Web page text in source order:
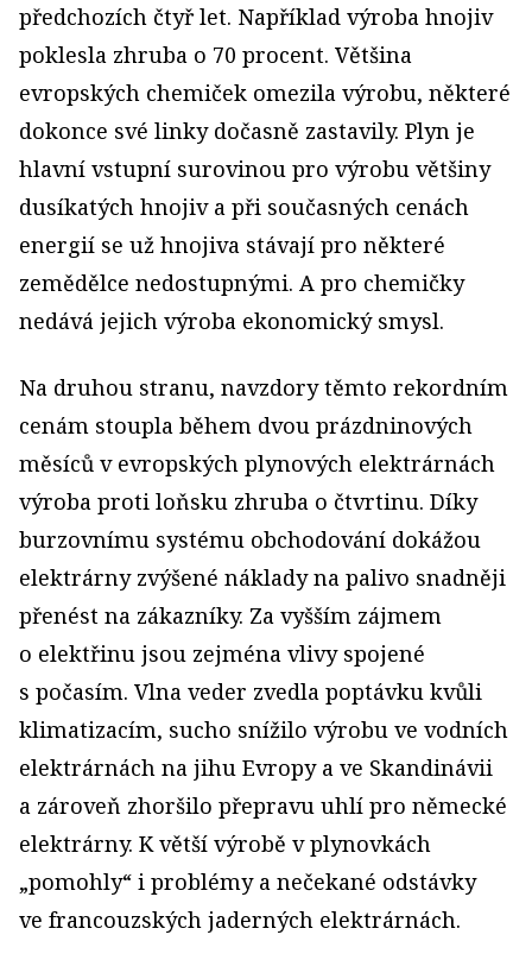
předchozích čtyř let. Například výroba hnojiv
poklesla zhruba o 70 procent. Většina
evropských chemiček omezila výrobu, některé
dokonce své linky dočasně zastavily. Plyn je
hlavní vstupní surovinou pro výrobu většiny
dusíkatých hnojiv a při současných cenách
energií se už hnojiva stávají pro některé
zemědělce nedostupnými. A pro chemičky
nedává jejich výroba ekonomický smysl.
Na druhou stranu, navzdory těmto rekordním
cenám stoupla během dvou prázdninových
měsíců v evropských plynových elektrárnách
výroba proti loňsku zhruba o čtvrtinu. Díky
burzovnímu systému obchodování dokážou
elektrárny zvýšené náklady na palivo snadněji
přenést na zákazníky. Za vyšším zájmem
o elektřinu jsou zejména vlivy spojené
s počasím. Vlna veder zvedla poptávku kvůli
klimatizacím, sucho snížilo výrobu ve vodních
elektrárnách na jihu Evropy a ve Skandinávii
a zároveň zhoršilo přepravu uhlí pro německé
elektrárny. K větší výrobě v plynovkách
„pomohly“ i problémy a nečekané odstávky
ve francouzských jaderných elektrárnách.